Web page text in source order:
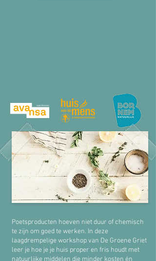
Poetsproducten hoeven niet duur of chemisch
te zijn om goed te werken. In deze
laagdrempelige workshop van De Groene Griet
leer je hoe je je huis proper en fris houdt met
natuurlijke middelen die minder kosten én